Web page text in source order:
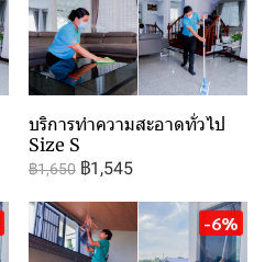
บริการทำความสะอาดทั่วไป
Size S
฿1,650 ฿1,545
-6%